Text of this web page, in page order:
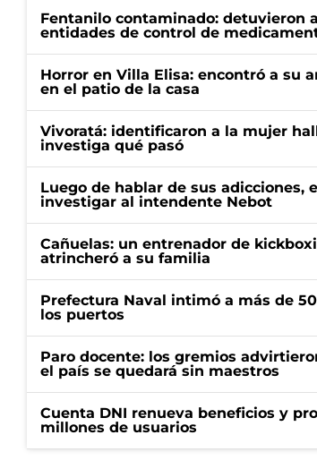
Fentanilo contaminado: detuvieron
entidades de control de
Horror en Villa Elisa: encontró a su
en el patio de la casa
Vivoratá: identificaron a la mujer
investiga qué pasó
Luego de hablar de sus adicciones,
investigar al intendente Nebot
Cañuelas: un entrenador de
atrincheró a su familia
Prefectura Naval intimó a más de
los puertos
Paro docente: los gremios
el país se quedará sin maestros
Cuenta DNI renueva beneficios y
millones de usuarios